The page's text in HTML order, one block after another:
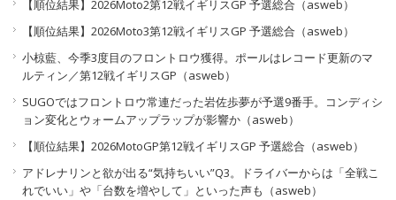
【順位結果】2026Moto2第12戦イギリスGP 予選総合（asweb）
【順位結果】2026Moto3第12戦イギリスGP 予選総合（asweb）
小椋藍、今季3度目のフロントロウ獲得。ポールはレコード更新のマ
ルティン／第12戦イギリスGP（asweb）
SUGOではフロントロウ常連だった岩佐歩夢が予選9番手。コンディシ
ョン変化とウォームアップラップが影響か（asweb）
【順位結果】2026MotoGP第12戦イギリスGP 予選総合（asweb）
アドレナリンと欲が出る“気持ちいい”Q3。ドライバーからは「全戦こ
れでいい」や「台数を増やして」といった声も（asweb）